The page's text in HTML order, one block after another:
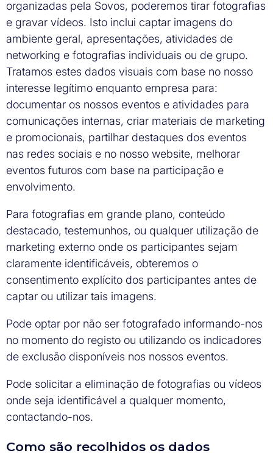
organizadas pela Sovos, poderemos tirar fotografias
e gravar vídeos. Isto inclui captar imagens do
ambiente geral, apresentações, atividades de
networking e fotografias individuais ou de grupo.
Tratamos estes dados visuais com base no nosso
interesse legítimo enquanto empresa para:
documentar os nossos eventos e atividades para
comunicações internas, criar materiais de marketing
e promocionais, partilhar destaques dos eventos
nas redes sociais e no nosso website, melhorar
eventos futuros com base na participação e
envolvimento.
Para fotografias em grande plano, conteúdo
destacado, testemunhos, ou qualquer utilização de
marketing externo onde os participantes sejam
claramente identificáveis, obteremos o
consentimento explícito dos participantes antes de
captar ou utilizar tais imagens.
Pode optar por não ser fotografado informando-nos
no momento do registo ou utilizando os indicadores
de exclusão disponíveis nos nossos eventos.
Pode solicitar a eliminação de fotografias ou vídeos
onde seja identificável a qualquer momento,
contactando-nos.
Como são recolhidos os dados